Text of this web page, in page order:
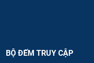
BỘ ĐẾM TRUY CẬP